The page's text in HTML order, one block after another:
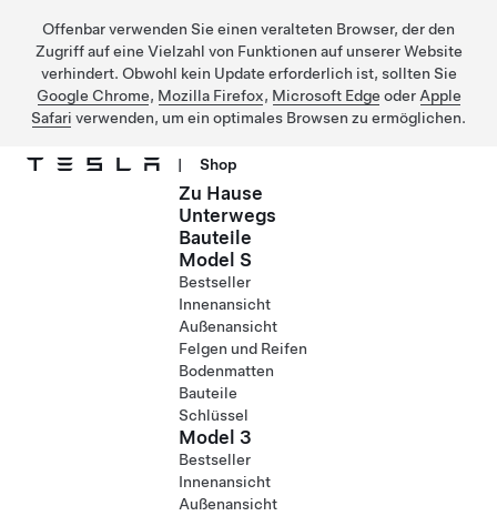
Offenbar verwenden Sie einen veralteten Browser, der den
Zugriff auf eine Vielzahl von Funktionen auf unserer Website
verhindert. Obwohl kein Update erforderlich ist, sollten Sie
Google Chrome, Mozilla Firefox, Microsoft Edge oder Apple
Safari verwenden, um ein optimales Browsen zu ermöglichen.
| Shop
Zu Hause
Unterwegs
Bauteile
Model S
Bestseller
Innenansicht
Außenansicht
Felgen und Reifen
Bodenmatten
Bauteile
Schlüssel
Model 3
Bestseller
Innenansicht
Außenansicht